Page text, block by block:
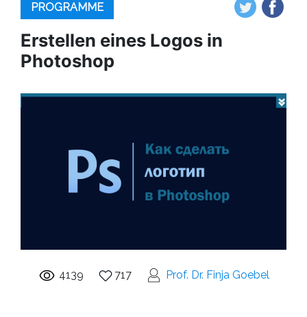
PROGRAMME
Erstellen eines Logos in
Photoshop
4139 717 Prof. Dr. Finja Goebel